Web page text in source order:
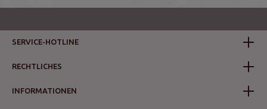
SERVICE-HOTLINE
RECHTLICHES
INFORMATIONEN